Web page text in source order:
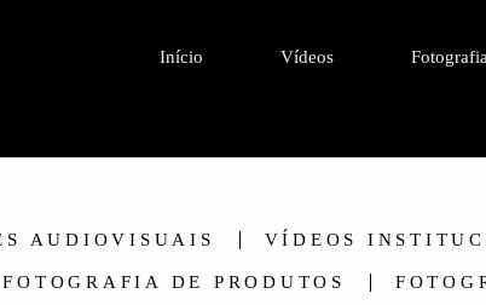
Início Vídeos
AUDIOVISUAIS VÍDEOS
FOTOGRAFIA DE PRODUTOS